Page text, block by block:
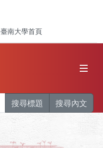
臺南大學首頁
搜尋標題 搜尋內文